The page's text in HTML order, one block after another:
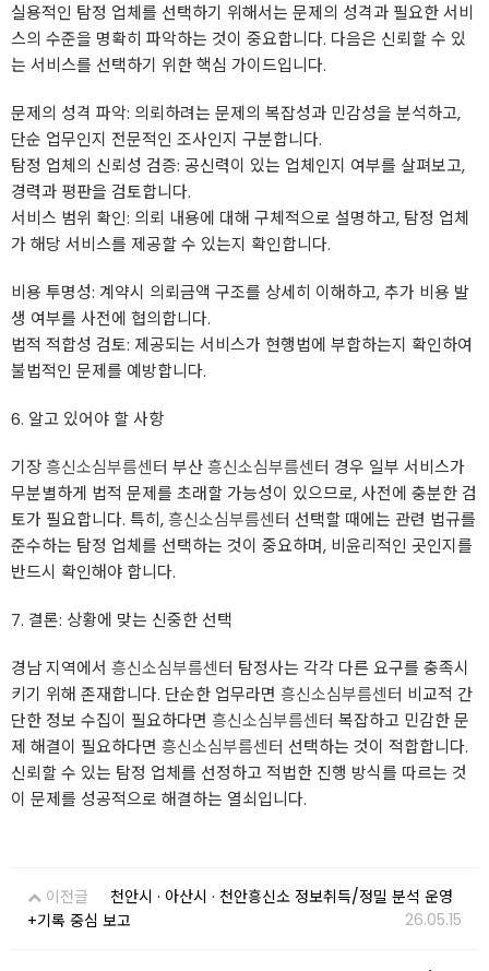
실용적인 탐정 업체를 선택하기 위해서는 문제의 성격과 필요한 서비
스의 수준을 명확히 파악하는 것이 중요합니다. 다음은 신뢰할 수 있
는 서비스를 선택하기 위한 핵심 가이드입니다.
문제의 성격 파악: 의뢰하려는 문제의 복잡성과 민감성을 분석하고,
단순 업무인지 전문적인 조사인지 구분합니다.
탐정 업체의 신뢰성 검증: 공신력이 있는 업체인지 여부를 살펴보고,
경력과 평판을 검토합니다.
서비스 범위 확인: 의뢰 내용에 대해 구체적으로 설명하고, 탐정 업체
가 해당 서비스를 제공할 수 있는지 확인합니다.
비용 투명성: 계약시 의뢰금액 구조를 상세히 이해하고, 추가 비용 발
생 여부를 사전에 협의합니다.
법적 적합성 검토: 제공되는 서비스가 현행법에 부합하는지 확인하여
불법적인 문제를 예방합니다.
6. 알고 있어야 할 사항
기장흥신소심부름센터 부산흥신소심부름센터 경우 일부 서비스가
무분별하게 법적 문제를 초래할 가능성이 있으므로, 사전에 충분한 검
토가 필요합니다. 특히,흥신소심부름센터 선택할 때에는 관련 법규를
준수하는 탐정 업체를 선택하는 것이 중요하며, 비윤리적인 곳인지를
반드시 확인해야 합니다.
7. 결론: 상황에 맞는 신중한 선택
경남 지역에서 흥신소심부름센터 탐정사는 각각 다른 요구를 충족시
키기 위해 존재합니다. 단순한 업무라면 흥신소심부름센터 비교적 간
단한 정보 수집이 필요하다면 흥신소심부름센터 복잡하고 민감한 문
제 해결이 필요하다면 흥신소심부름센터 선택하는 것이 적합합니다.
신뢰할 수 있는 탐정 업체를 선정하고 적법한 진행 방식를 따르는 것
이 문제를 성공적으로 해결하는 열쇠입니다.
이전글
천안시 · 아산시 · 천안흥신소 정보취득/정밀 분석 운영
+기록 중심 보고
26.05.15